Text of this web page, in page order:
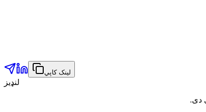
لینک کاپي
لنډیز